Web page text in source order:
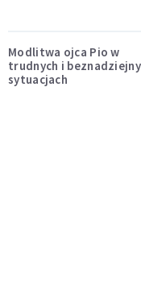
Modlitwa ojca Pio w
trudnych i
sytuacjach